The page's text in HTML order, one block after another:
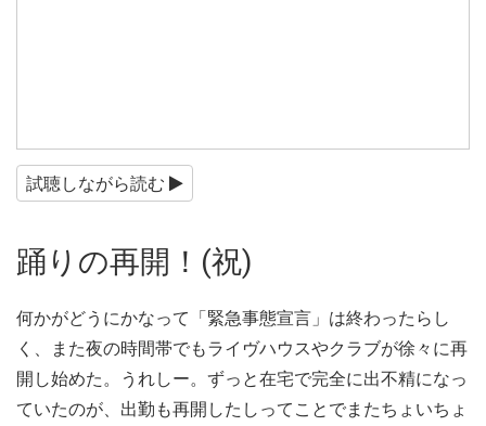
試聴しながら読む
踊りの再開！(祝)
何かがどうにかなって「緊急事態宣言」は終わったらし
く、また夜の時間帯でもライヴハウスやクラブが徐々に再
開し始めた。うれしー。ずっと在宅で完全に出不精になっ
ていたのが、出勤も再開したしってことでまたちょいちょ